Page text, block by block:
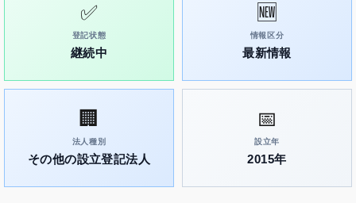
✅
登記状態
継続中
🆕
情報区分
最新情報
🏢
法人種別
その他の設立登記法人
📅
設立年
2015年